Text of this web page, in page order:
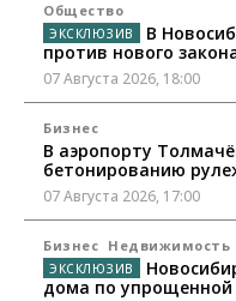
Общество
В
против нового
07 Августа 2026, 18:00
Бизнес
В аэропорту
бетонированию
07 Августа 2026, 17:00
Бизнес Недвижимость
дома по упрощенной